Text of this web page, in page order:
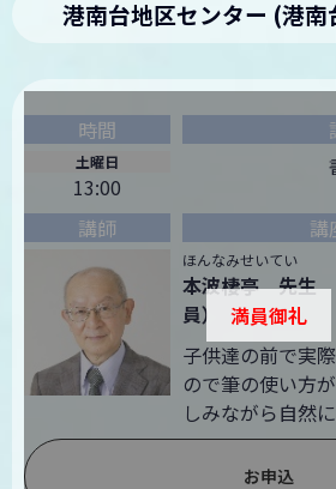
港南台地区センター (港
土曜日
13:00
ほんなみせいてい
本波棲亭 先生
員）
子供達の前で実
ので筆の使い方
しみながら自然
お申込
満員御礼